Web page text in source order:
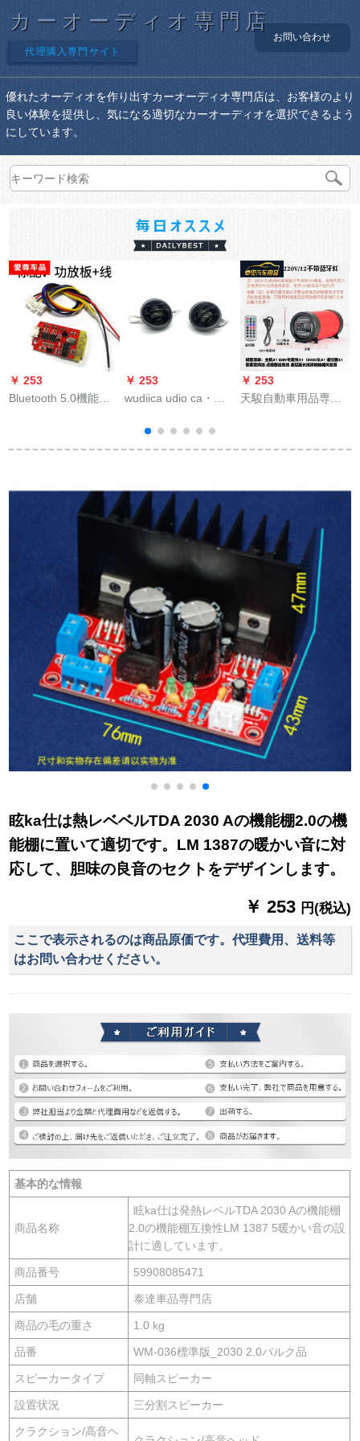
カーオーディオ専門店
代理購入専門サイト
お問い合わせ
優れたオーディオを作り出すカーオーディオ専門店は、お客様のより
良い体験を提供し、気になる適切なカーオーディオを選択できるよう
にしています。
￥ 253
Bluetooth 5.0機能パ
出力Bluetoothスピー
ボード（ライン送
￥ 253
wudiica udio ca・
プラノヘッドAピラー
发热ソプラノ自动车
す。
￥ 253
天駿自動車用品専門
スピカー12 v自動車
す。ブラストストス
トの赤い色を持って
います。
眩ka仕は熱レベベルTDA 2030 Aの機能棚2.0の機
能棚に置いて適切です。LM 1387の暖かい音に対
応して、胆味の良音のセクトをデザインします。
￥ 253 円(税込)
ここで表示されるのは商品原価です。代理費用、送料等
はお問い合わせください。
基本的な情報
商品名称
眩ka仕は発熱レベルTDA 2030 Aの機能棚
2.0の機能棚互換性LM 1387 5暖かい音の設
計に適しています。
商品番号 59908085471
店舗 泰達車品専門店
商品の毛の重さ 1.0 kg
品番 WM-036標準版_2030 2.0バルク品
スピーカータイプ 同軸スピーカー
設置状況 三分割スピーカー
クラクション/高音ヘ